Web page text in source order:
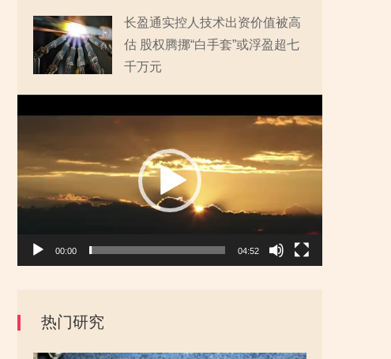
长盈通实控人技术出资价值被高
估 股权腾挪“白手套”或浮盈超七
千万元
频
放
器
00:00 04:52
热门研究